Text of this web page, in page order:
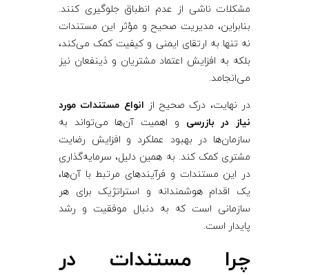
مشکلات ناشی از عدم انطباق جلوگیری کنند.
بنابراین، مدیریت صحیح و مؤثر این مستندات
نه تنها به ارتقای ایمنی و کیفیت کمک می‌کند،
بلکه به افزایش اعتماد مشتریان و ذینفعان نیز
می‌انجامد.
در نهایت، درک صحیح از انواع مستندات مورد
نیاز در بازرسی و اهمیت آن‌ها می‌تواند به
سازمان‌ها در بهبود عملکرد و افزایش رضایت
مشتری کمک کند. به همین دلیل، سرمایه‌گذاری
در این مستندات و فرآیندهای مرتبط با آن‌ها،
یک اقدام هوشمندانه و استراتژیک برای هر
سازمانی است که به دنبال موفقیت و رشد
پایدار است.
چرا مستندات در